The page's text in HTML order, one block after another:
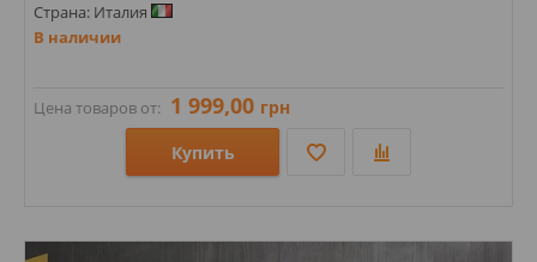
Страна: Италия
В наличии
Цена товаров от: 1 999,00 грн
Купить
Стили: Под камень; Под мрамор;